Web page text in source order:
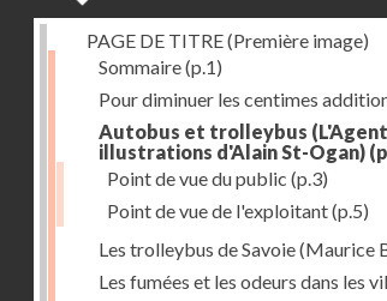
PAGE DE TITRE (Première image)
Sommaire(p.1)
Pour diminuer les centimes
Autobus et trolleybus
illustrations d'Alain St-Ogan)
Point de vue du public (p.3)
Point de vue de l'exploitant(p.5)
Les trolleybus de Savoie (Maurice
Les fumées et les odeurs dans les